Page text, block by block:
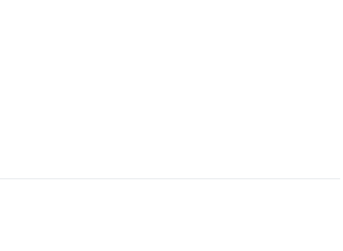
(Hartie fotografica lucioasa Epson premium)